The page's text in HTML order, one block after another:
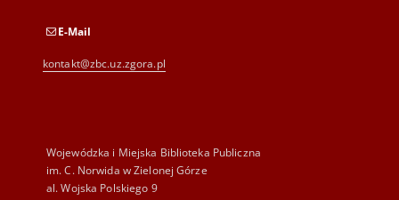
E-Mail
kontakt@zbc.uz.zgora.pl
Wojewódzka i Miejska Biblioteka Publiczna
im. C. Norwida w Zielonej Górze
al. Wojska Polskiego 9